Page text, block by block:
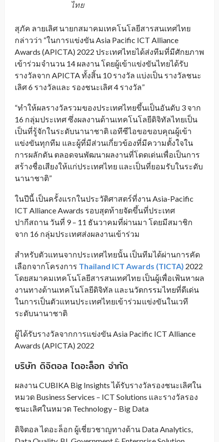
ไทย
สุภัค ลายเลิศ นายกสมาคมเทคโนโลยีสารสนเทศไทย
กล่าวว่า “ในการแข่งขัน Asia Pacific ICT Alliance
Awards (APICTA) 2022 ประเทศไทยได้ส่งทีมที่มีศักยภาพ
เข้าร่วมจำนวน 14 ผลงาน โดยผู้เข้าแข่งขันไทยได้รับ
รางวัลจาก APICTA ทั้งสิ้น 10 รางวัล แบ่งเป็น รางวัลชนะ
เลิศ 6 รางวัลและ รองชนะเลิศ 4 รางวัล”
“ทำให้ผลรางวัลรวมของประเทศไทยขึ้นเป็นอันดับ 3 จาก
16 กลุ่มประเทศ ซึ่งผลงานด้านเทคโนโลยีดิจิทัลไทยเป็น
เป็นที่รู้จักในระดับนานาชาติ เอทีซีไอขอขอบคุณผู้เข้า
แข่งขันทุกทีม และผู้ที่มีส่วนเกี่ยวข้องที่มีความตั้งใจใน
การผลักดัน ตลอดจนพัฒนาผลงานที่โดดเด่นเพื่อเป็นการ
สร้างชื่อเสียงให้แก่ประเทศไทย และเป็นที่ยอมรับในระดับ
นานาชาติ”
ในปีนี้ เป็นครั้งแรกในประวัติศาสตร์ที่งาน Asia-Pacific
ICT Alliance Awards รอบสุดท้ายจัดขึ้นที่ประเทศ
ปากีสถาน วันที่ 9 – 11 ธันวาคมที่ผ่านมา โดยมีสมาชิก
จาก 16 กลุ่มประเทศส่งผลงานเข้าร่วม
สำหรับตัวแทนจากประเทศไทยนั้น เป็นทีมได้ผ่านการคัด
เลือกจากโครงการ Thailand ICT Awards (TICTA) 2022
โดยสมาคมเทคโนโลยีสารสนเทศไทย เป็นผู้เพื่อเฟ้นหาผล
งานทางด้านเทคโนโลยีดิจิทัล และนวัตกรรมไทยที่ดีเด่น
ในการเป็นตัวแทนประเทศไทยเข้าร่วมแข่งขันในเวที
ระดับนานาชาติ
ผู้ได้รับรางวัลจากการแข่งขัน Asia Pacific ICT Alliance
Awards (APICTA) 2022
บริษัท ดิจิตอล ไดอะล็อก จำกัด
ผลงาน CUBIKA Big Insights ได้รับรางวัลรองชนะเลิศใน
หมวด Business Services – ICT Solutions และรางวัลรอง
ชนะเลิศในหมวด Technology – Big Data
ดิจิตอล ไดอะล็อก ผู้เชี่ยวชาญทางด้าน Data Analytics,